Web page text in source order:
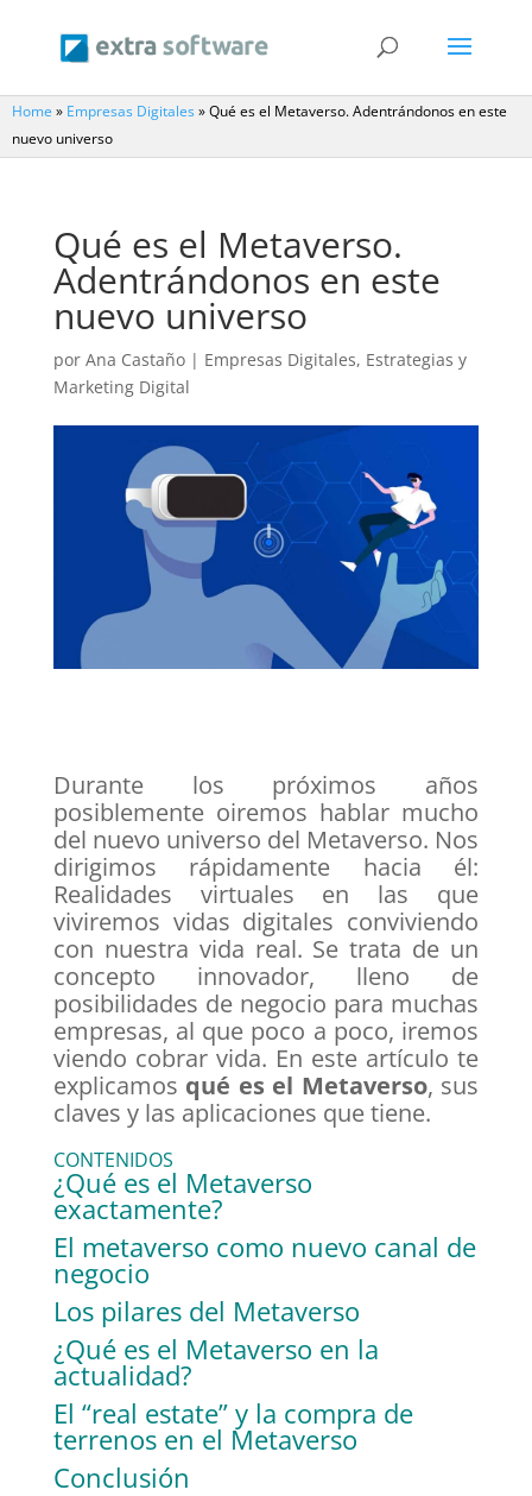
Home » Empresas Digitales»Qué es el Metaverso. Adentrándonos en este
nuevo universo
Qué es el Metaverso.
Adentrándonos en este
nuevo universo
por Ana Castaño| Empresas Digitales, Estrategias y
Marketing Digital
Durante los próximos años
posiblemente oiremos hablar mucho
del nuevo universo del Metaverso. Nos
dirigimos rápidamente hacia él:
Realidades virtuales en las que
viviremos vidas digitales conviviendo
con nuestra vida real. Se trata de un
concepto innovador, lleno de
posibilidades de negocio para muchas
empresas, al que poco a poco, iremos
viendo cobrar vida. En este artículo te
explicamos qué es el Metaverso, sus
claves y las aplicaciones que tiene.
CONTENIDOS
¿Qué es el Metaverso
exactamente?
El metaverso como nuevo canal de
negocio
Los pilares del Metaverso
¿Qué es el Metaverso en la
actualidad?
El “real estate” y la compra de
terrenos en el Metaverso
Conclusión